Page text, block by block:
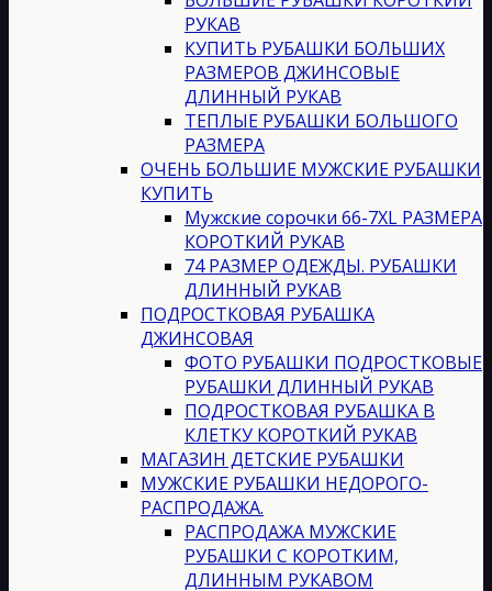
РУКАВ
КУПИТЬ РУБАШКИ БОЛЬШИХ
РАЗМЕРОВ ДЖИНСОВЫЕ
ДЛИННЫЙ РУКАВ
ТЕПЛЫЕ РУБАШКИ БОЛЬШОГО
РАЗМЕРА
ОЧЕНЬ БОЛЬШИЕ МУЖСКИЕ РУБАШКИ
КУПИТЬ
Мужские сорочки 66-7XL РАЗМЕРА
КОРОТКИЙ РУКАВ
74 РАЗМЕР ОДЕЖДЫ. РУБАШКИ
ДЛИННЫЙ РУКАВ
ПОДРОСТКОВАЯ РУБАШКА
ДЖИНСОВАЯ
ФОТО РУБАШКИ ПОДРОСТКОВЫЕ
РУБАШКИ ДЛИННЫЙ РУКАВ
ПОДРОСТКОВАЯ РУБАШКА В
КЛЕТКУ КОРОТКИЙ РУКАВ
МАГАЗИН ДЕТСКИЕ РУБАШКИ
МУЖСКИЕ РУБАШКИ НЕДОРОГО-
РАСПРОДАЖА.
РАСПРОДАЖА МУЖСКИЕ
РУБАШКИ С КОРОТКИМ,
ДЛИННЫМ РУКАВОМ